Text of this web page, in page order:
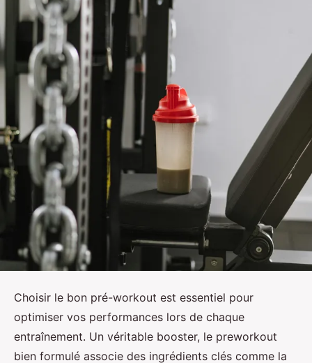
Choisir le bon pré-workout est essentiel pour
optimiser vos performances lors de chaque
entraînement. Un véritable booster, le preworkout
bien formulé associe des ingrédients clés comme la